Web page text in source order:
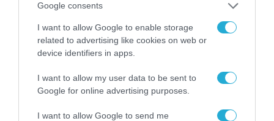
Google consents
I want to allow Google to enable storage
related to advertising like cookies on web or
device identifiers in apps.
I want to allow my user data to be sent to
Google for online advertising purposes.
I want to allow Google to send me